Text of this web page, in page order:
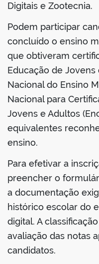
Digitais e Zootecnia.
Podem participar
concluído o ensino
que obtiveram
Educação de Jovens
Nacional do Ensino
Nacional para
Jovens e Adultos
equivalentes
ensino.
Para efetivar a
preencher o
a documentação
histórico escolar do
digital. A
avaliação das notas
candidatos.